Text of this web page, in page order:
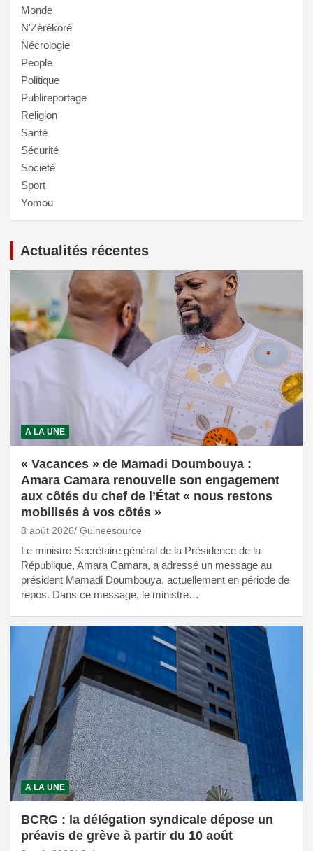
Monde
N'Zérékoré
Nécrologie
People
Politique
Publireportage
Religion
Santé
Sécurité
Societé
Sport
Yomou
Actualités récentes
A LA UNE
« Vacances » de Mamadi Doumbouya :
Amara Camara renouvelle son engagement
aux côtés du chef de l’État « nous restons
mobilisés à vos côtés »
8 août 2026 Guineesource
Le ministre Secrétaire général de la Présidence de la
République, Amara Camara, a adressé un message au
président Mamadi Doumbouya, actuellement en période de
repos. Dans ce message, le ministre…
A LA UNE
BCRG : la délégation syndicale dépose un
préavis de grève à partir du 10 août